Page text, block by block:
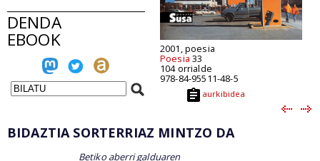
DENDA
EBOOK 2001, poesia
Poesia 33
104 orrialde
978-84-95511-48-5
aurkibidea
BIDAZTIA SORTERRIAZ MINTZO DA
Betiko aberri galduaren